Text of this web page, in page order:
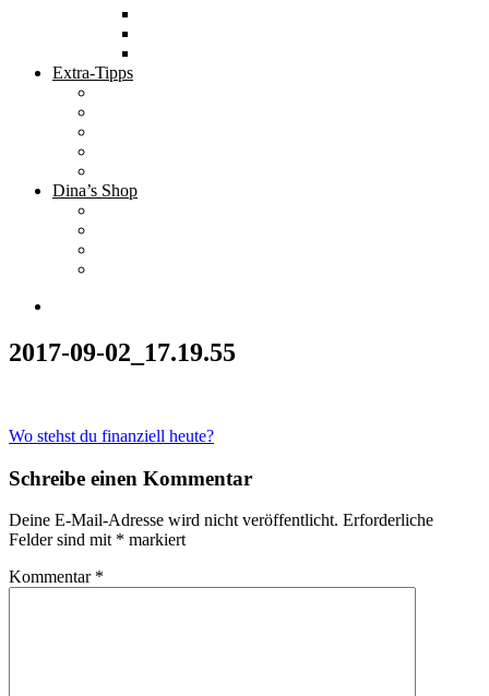
Extra-Tipps
Dina’s Shop
2017-09-02_17.19.55
Beitragsnavigation
Wo stehst du finanziell heute?
Schreibe einen Kommentar
Deine E-Mail-Adresse wird nicht veröffentlicht. Erforderliche
Felder sind mit * markiert
Kommentar *